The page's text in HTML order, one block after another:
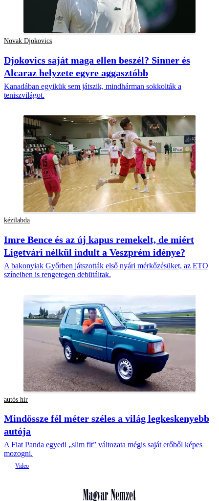
Novak Djokovics
Djokovics saját maga ellen beszél? Sinner és
Alcaraz helyzete egyre aggasztóbb
Kanadában egyikük sem játszik, mindhárman sokkolták a
teniszvilágot.
kézilabda
Imre Bence és az új kapus remekelt, de miért
Ligetvári nélkül indult a Veszprém idénye?
A bakonyiak Győrben játszották első nyári mérkőzésüket, az ETO
színeiben is rengetegen debütáltak.
autós hír
Mindössze fél méter széles a világ legkeskenyebb
autója
A Fiat Panda egyedi „slim fit” változata mégis saját erőből képes
mozogni.